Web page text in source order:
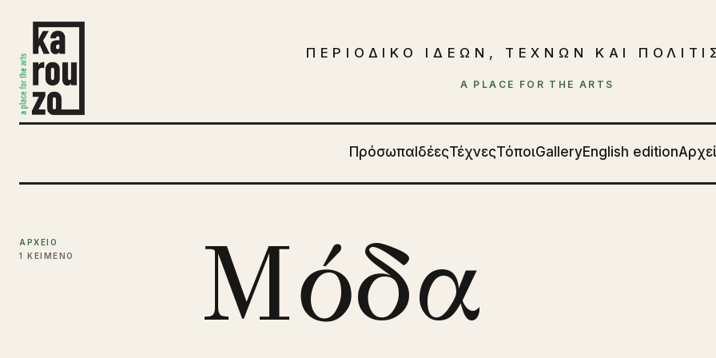
ΠΕΡΙΟΔΙΚΟ ΙΔΕΩΝ, ΤΕΧΝΩΝ ΚΑΙ
A PLACE FOR THE ARTS
Πρόσωπα ΙδέεςΤέχνεςΤόποιGalleryEnglish edition
ΑΡΧΕΙΟ
1 ΚΕΙΜΕΝΟ
Μόδα